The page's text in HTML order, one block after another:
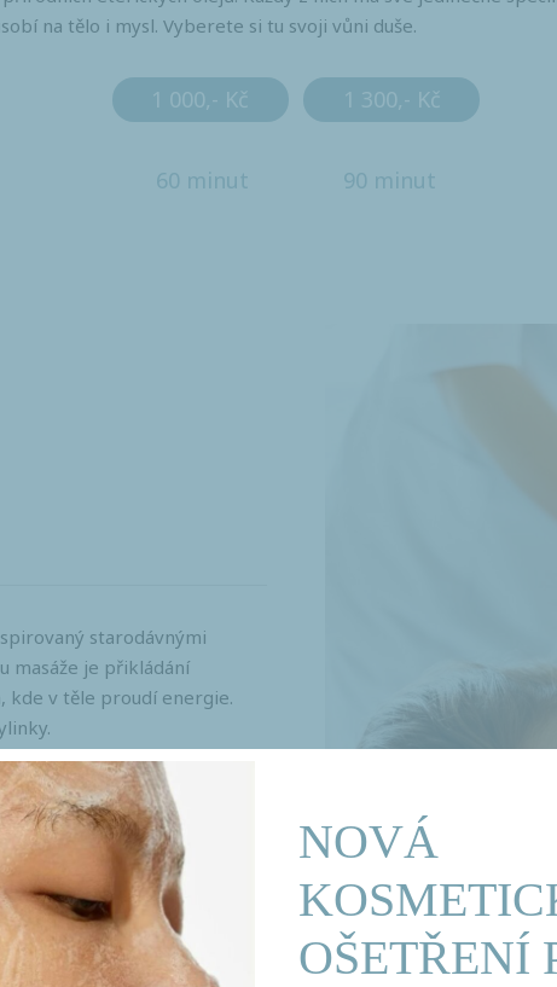
na tělo i mysl. Vyberete si tu svoji vůni duše.
1 000,- Kč 1 300,- Kč
60 minut 90 minut
starodávnými
masáže je přikládání
kde v těle proudí energie.
1 500,- Kč
90 minut
NOVÁ
OŠETŘENÍ